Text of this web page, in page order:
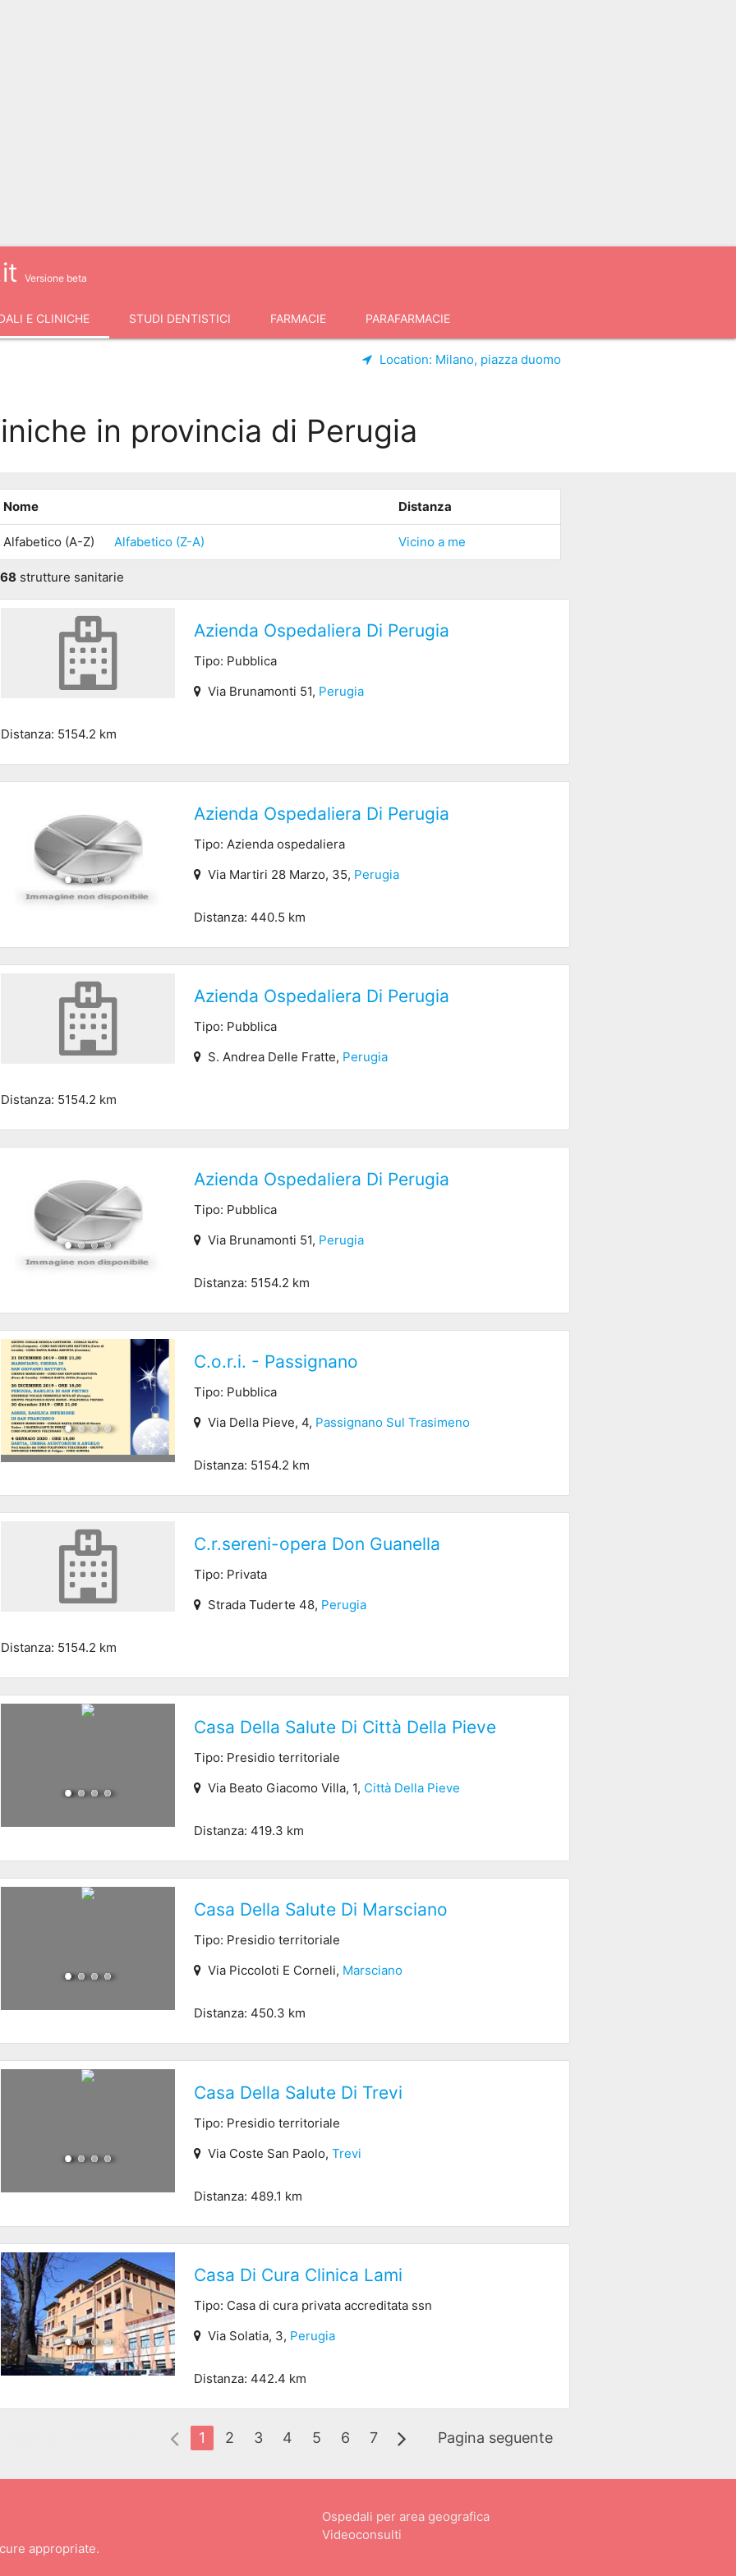
Versione beta
E CLINICHE STUDI DENTISTICI FARMACIE PARAFARMACIE
Location: Milano, piazza duomo
in provincia di Perugia
Nome Distanza
Alfabetico (A-Z) Alfabetico (Z-A) Vicino a me
68 strutture sanitarie
Azienda Ospedaliera Di Perugia
Tipo: Pubblica
Via Brunamonti 51, Perugia
Distanza: 5154.2 km
Azienda Ospedaliera Di Perugia
Tipo: Azienda ospedaliera
Via Martiri 28 Marzo, 35, Perugia
Distanza: 440.5 km
Azienda Ospedaliera Di Perugia
Tipo: Pubblica
S. Andrea Delle Fratte, Perugia
Distanza: 5154.2 km
Azienda Ospedaliera Di Perugia
Tipo: Pubblica
Via Brunamonti 51, Perugia
Distanza: 5154.2 km
C.o.r.i. - Passignano
Tipo: Pubblica
Via Della Pieve, 4, Passignano Sul Trasimeno
Distanza: 5154.2 km
C.r.sereni-opera Don Guanella
Tipo: Privata
Strada Tuderte 48, Perugia
Distanza: 5154.2 km
Casa Della Salute Di Città Della Pieve
Tipo: Presidio territoriale
Via Beato Giacomo Villa, 1, Città Della Pieve
Distanza: 419.3 km
Casa Della Salute Di Marsciano
Tipo: Presidio territoriale
Via Piccoloti E Corneli, Marsciano
Distanza: 450.3 km
Casa Della Salute Di Trevi
Tipo: Presidio territoriale
Via Coste San Paolo, Trevi
Distanza: 489.1 km
Casa Di Cura Clinica Lami
Tipo: Casa di cura privata accreditata ssn
Via Solatia, 3, Perugia
Distanza: 442.4 km
1 2 3 4 5 6 7 Pagina seguente
appropriate.
Ospedali per area geografica
Videoconsulti